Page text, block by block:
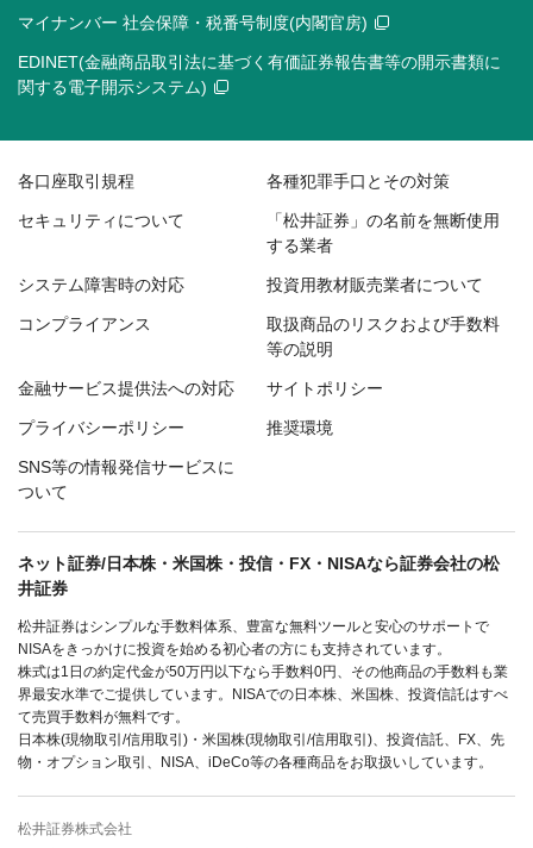
マイナンバー 社会保障・税番号制度(内閣官房)
EDINET(金融商品取引法に基づく有価証券報告書等の開示書類に
関する電子開示システム)
各口座取引規程 各種犯罪手口とその対策
セキュリティについて
「松井証券」の名前を無断使用
する業者
システム障害時の対応 投資用教材販売業者について
コンプライアンス
取扱商品のリスクおよび手数料
等の説明
金融サービス提供法への対応 サイトポリシー
プライバシーポリシー 推奨環境
SNS等の情報発信サービスに
ついて
ネット証券/日本株・米国株・投信・FX・NISAなら証券会社の松
井証券
松井証券はシンプルな手数料体系、豊富な無料ツールと安心のサポートで
NISAをきっかけに投資を始める初心者の方にも支持されています。
株式は1日の約定代金が50万円以下なら手数料0円、その他商品の手数料も業
界最安水準でご提供しています。NISAでの日本株、米国株、投資信託はすべ
て売買手数料が無料です。
日本株(現物取引/信用取引)・米国株(現物取引/信用取引)、投資信託、FX、先
物・オプション取引、NISA、iDeCo等の各種商品をお取扱いしています。
松井証券株式会社